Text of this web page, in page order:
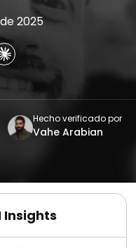
2025
Hecho verificado por
Vahe Arabian
Insights